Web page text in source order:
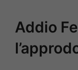
Addio